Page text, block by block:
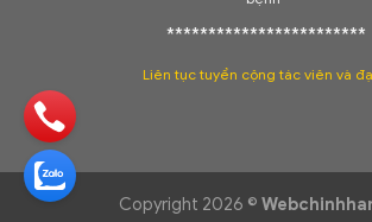
************************
Liên tục tuyển cộng tác viên và
Copyright 2026 ©